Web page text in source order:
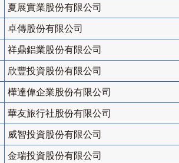
夏展實業股份有限公司
卓傳股份有限公司
祥鼎鋁業股份有限公司
欣豐投資股份有限公司
樺達偉企業股份有限公司
華友旅行社股份有限公司
威智投資股份有限公司
金瑞投資股份有限公司